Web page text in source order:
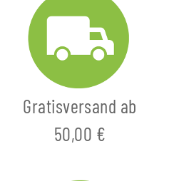
Gratisversand ab
50,00 €